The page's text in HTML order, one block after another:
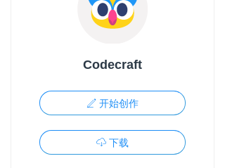
ꄅ 开始创作
Codecraft
ꄆ 下载